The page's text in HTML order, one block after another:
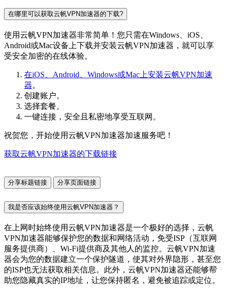
在哪里可以获取云帆VPN加速器的下载?
使用云帆VPN加速器非常简单！您只需在Windows、iOS、
Android或Mac设备上下载并安装云帆VPN加速器，就可以享
受安全加密的在线体验。
在iOS、Android、Windows或Mac上安装云帆VPN加速
器。
创建账户。
选择套餐。
一键连接，安全且私密地享受互联网。
祝贺您，开始使用云帆VPN加速器加速服务吧！
获取云帆VPN加速器的下载链接
分享标题链接 分享页面链接
我是否应该始终使用云帆VPN加速器？
在上网时始终使用云帆VPN加速器是一个极好的选择，云帆
VPN加速器能够保护您的数据和网络活动，免受ISP（互联网
服务提供商）、Wi-Fi提供商及其他人的监控。云帆VPN加速
器会为您的数据建立一个保护隧道，使其对外界隐形，甚至您
的ISP也无法获取相关信息。此外，云帆VPN加速器还能够帮
助您隐藏真实的IP地址，让您保持匿名，避免被追踪或定位。